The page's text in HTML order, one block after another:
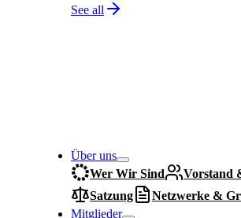
See all
Über uns
Wer Wir Sind
Vorstand
Satzung
Netzwerke &
Mitglieder